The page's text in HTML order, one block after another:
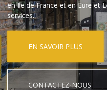
en Ile de France et en Eure et
services.
EN SAVOIR PLUS
CONTACTEZ-NOUS